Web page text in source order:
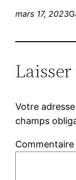
mars 17, 2023
Votre
champs
Commentaire